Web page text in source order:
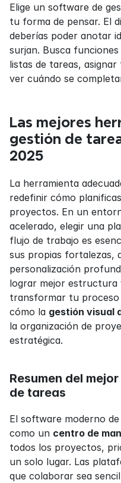
Elige un software de
tu forma de pensar. El
deberías poder anotar
surjan. Busca
listas de tareas,
ver cuándo se
Las mejores
gestión de
2025
La herramienta
redefinir cómo
proyectos. En un
acelerado, elegir una
flujo de trabajo es
sus propias fortalezas,
personalización
lograr mejor estructura
transformar tu proceso
cómo la gestión visual
la organización de
estratégica.
Resumen del
de tareas
El software moderno
como un centro de
todos los proyectos,
un solo lugar. Las
que colaborar sea